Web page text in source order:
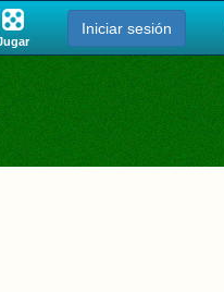
Iniciar sesión